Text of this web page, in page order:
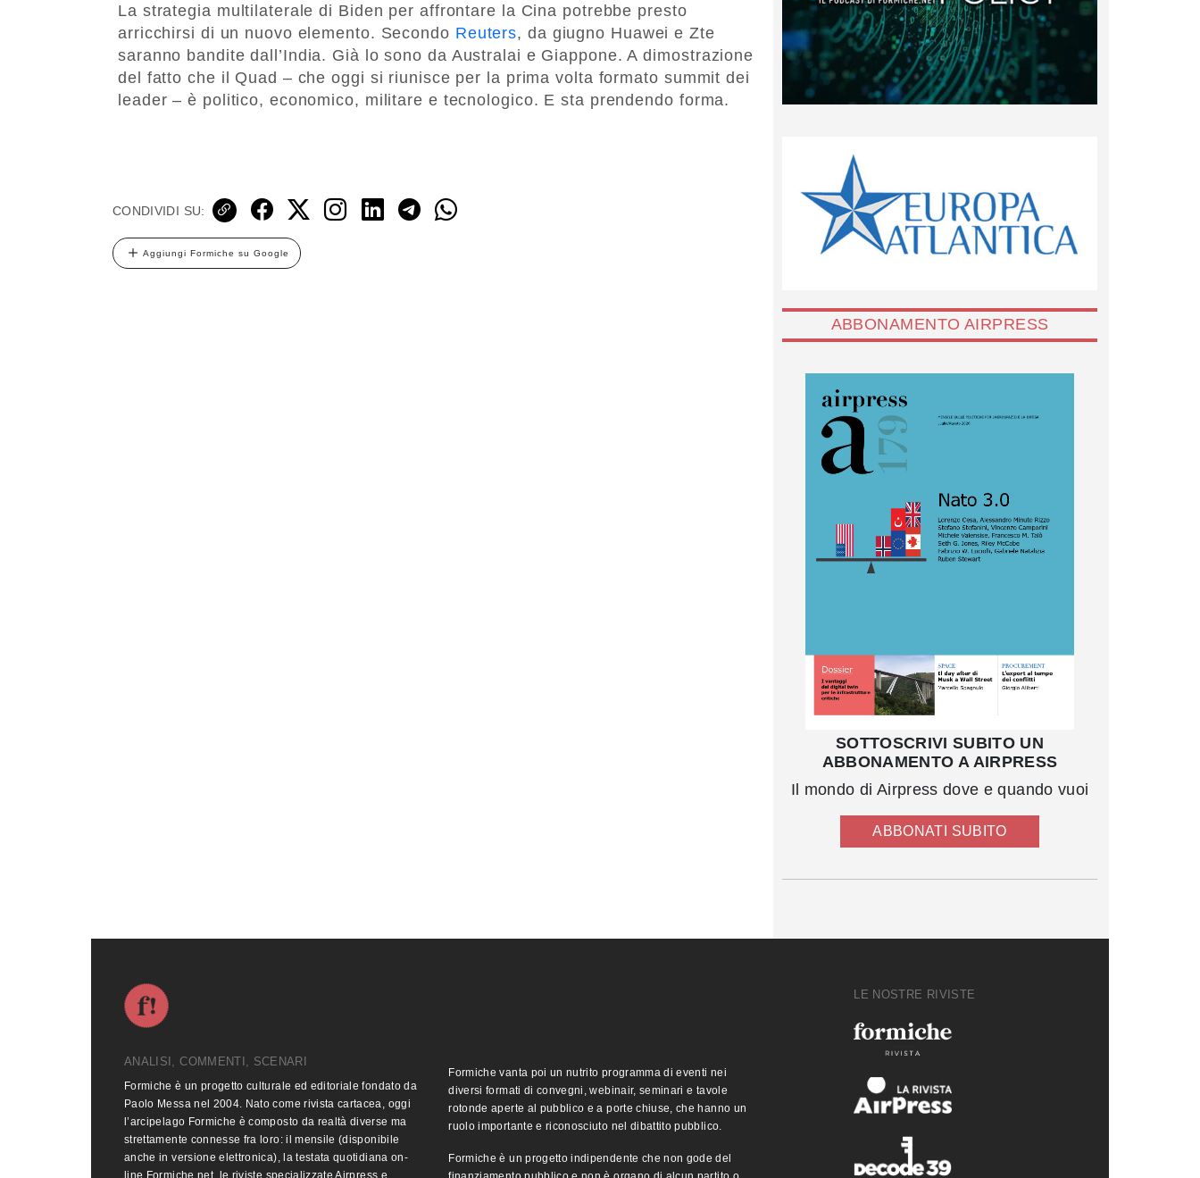
La strategia multilaterale di Biden per affrontare la Cina potrebbe presto
arricchirsi di un nuovo elemento. Secondo Reuters, da giugno Huawei e Zte
saranno bandite dall’India. Già lo sono da Australai e Giappone. A dimostrazione
del fatto che il Quad – che oggi si riunisce per la prima volta formato summit dei
leader – è politico, economico, militare e tecnologico. E sta prendendo forma.
CONDIVIDI SU:
Aggiungi Formiche su Google
ABBONAMENTO AIRPRESS
SOTTOSCRIVI SUBITO UN
ABBONAMENTO A AIRPRESS
Il mondo di Airpress dove e quando vuoi
ABBONATI SUBITO
ANALISI, COMMENTI, SCENARI
Formiche è un progetto culturale ed editoriale fondato da
Paolo Messa nel 2004. Nato come rivista cartacea, oggi
l’arcipelago Formiche è composto da realtà diverse ma
strettamente connesse fra loro: il mensile (disponibile
anche in versione elettronica), la testata quotidiana on-
line Formiche.net, le riviste specializzate Airpress e
Formiche vanta poi un nutrito programma di eventi nei
diversi formati di convegni, webinair, seminari e tavole
rotonde aperte al pubblico e a porte chiuse, che hanno un
ruolo importante e riconosciuto nel dibattito pubblico.
Formiche è un progetto indipendente che non gode del
LE NOSTRE RIVISTE